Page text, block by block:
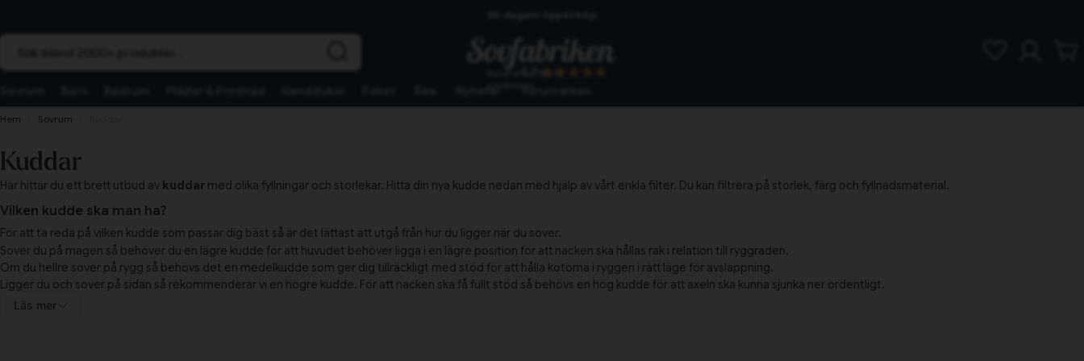
Skickas från lagret i Vinslöv
Hem Sovrum
Kuddar
Här hittar du ett brett utbud av kuddar med olika fyllningar och storlekar. Hitta din nya kudde nedan med hjälp av vårt enkla filter. Du kan filtrera på storlek, färg och fyllnadsmaterial.
Vilken kudde ska man ha?
För att ta reda på vilken kudde som passar dig bäst så är det lättast att utgå från hur du ligger när du sover.
Sover du på magen så behöver du en lägre kudde för att huvudet behöver ligga i en lägre position för att nacken ska hållas rak i relation till ryggraden.
Om du hellre sover på rygg så behövs det en medelkudde som ger dig tillräckligt med stöd för att hålla kotorna i ryggen i rätt läge för avslappning.
Ligger du och sover på sidan så rekommenderar vi en högre kudde. För att nacken ska få fullt stöd så behövs en hög kudde för att axeln ska kunna sjunka ner ordentligt.
Vill du förlänga livslängden på din kudde rekommenderar vi även att du köper till ett
Läs mer